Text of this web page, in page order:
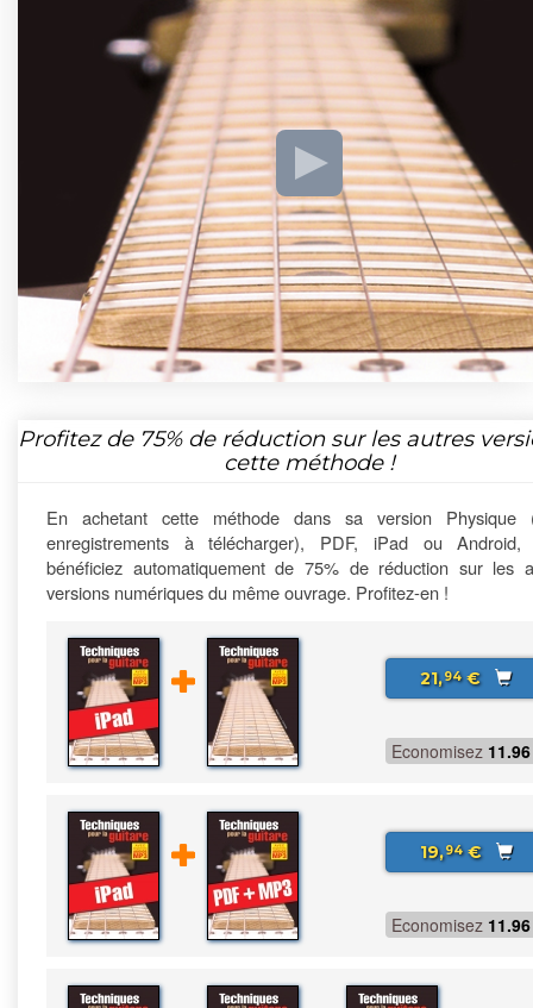
Profitez de 75%de réduction sur les autres
cette méthode !
En achetant cette méthode dans sa version Physique
enregistrements à télécharger), PDF, iPad ou Android,
bénéficiez automatiquement de 75% de réduction sur les
versions numériques du même ouvrage. Profitez-en !
21,94€
Economisez 11.96
19,94€
Economisez 11.96